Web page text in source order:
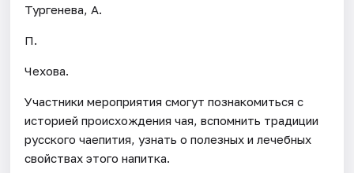
Тургенева, А.
П.
Чехова.
Участники мероприятия смогут познакомиться с
историей происхождения чая, вспомнить традиции
русского чаепития, узнать о полезных и лечебных
свойствах этого напитка.